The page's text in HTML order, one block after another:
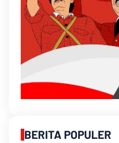
BERITA POPULER